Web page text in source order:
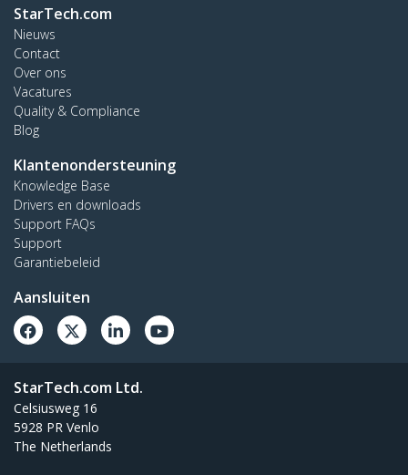
StarTech.com
Nieuws
Contact
Over ons
Vacatures
Quality & Compliance
Blog
Klantenondersteuning
Knowledge Base
Drivers en downloads
Support FAQs
Support
Garantiebeleid
Aansluiten
StarTech.com Ltd.
Celsiusweg 16
5928 PR Venlo
The Netherlands